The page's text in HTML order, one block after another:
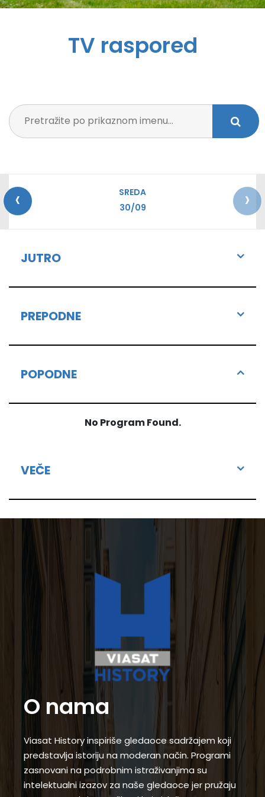
TV raspored
SREDA
30/09
‹ ›
JUTRO
PREPODNE
POPODNE
No Program Found.
VEČE
O nama
Viasat History inspiriše gledaoce sadržajem koji
predstavlja istoriju na moderan način. Programi
zasnovani na podrobnim istraživanjima su
intelektualni izazov za naše gledaoce jer pružaju